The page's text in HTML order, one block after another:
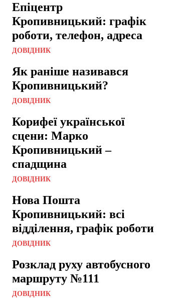
Епіцентр
Кропивницький: графік
роботи, телефон, адреса
ДОВІДНИК
Як раніше називався
Кропивницький?
ДОВІДНИК
Корифеї української
сцени: Марко
Кропивницький –
спадщина
ДОВІДНИК
Нова Пошта
Кропивницький: всі
відділення, графік роботи
ДОВІДНИК
Розклад руху автобусного
маршруту №111
ДОВІДНИК